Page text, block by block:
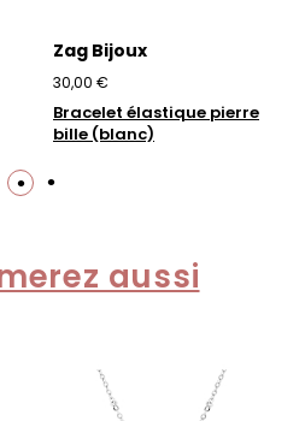
Zag Bijoux
30,00 €
Bracelet élastique pierre
bille (blanc)
aussi